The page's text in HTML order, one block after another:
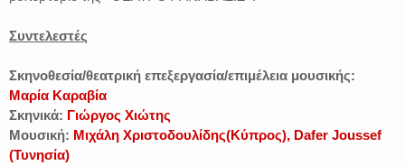
Συντελεστές
Σκηνοθεσία/θεατρική επεξεργασία/επιμέλεια μουσικής:
Μαρία Καραβία
Σκηνικά: Γιώργος Χιώτης
Μουσική: Μιχάλη Χριστοδουλίδης(Κύπρος), Dafer Joussef
(Τυνησία)